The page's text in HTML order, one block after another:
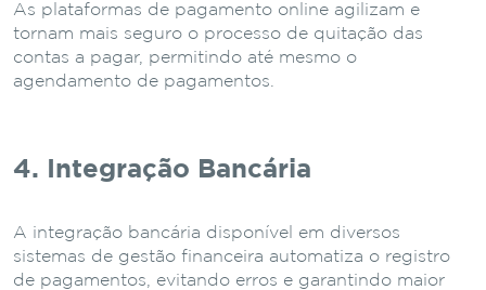
As plataformas de pagamento online agilizam e
tornam mais seguro o processo de quitação das
contas a pagar, permitindo até mesmo o
agendamento de pagamentos.
4. Integração Bancária
A integração bancária disponível em diversos
sistemas de gestão financeira automatiza o registro
de pagamentos, evitando erros e garantindo maior